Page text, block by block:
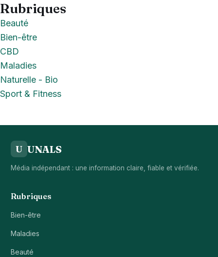
Rubriques
Beauté
Bien-être
CBD
Maladies
Naturelle - Bio
Sport & Fitness
U UNALS
Média indépendant : une information claire, fiable et vérifiée.
Rubriques
Bien-être
Maladies
Beauté